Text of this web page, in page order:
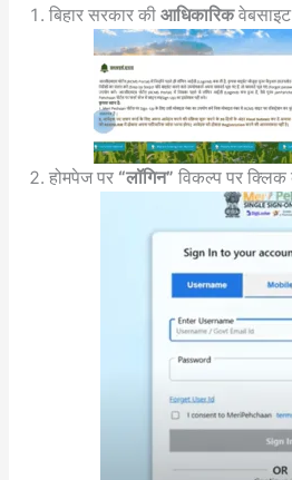
बिहार सरकार की आधिकारिक
होमपेज पर “लॉगिन” विकल्प पर क्लिक